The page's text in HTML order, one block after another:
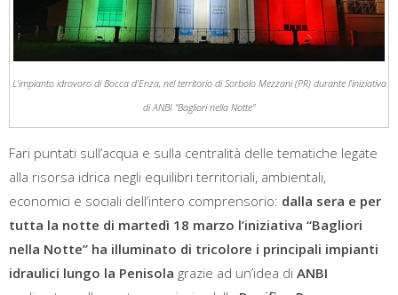
L’impianto idrovoro di Bocca d’Enza, nel territorio di Sorbolo Mezzani (PR) durante l’iniziativa
di ANBI “Bagliori nella Notte”
Fari puntati sull’acqua e sulla centralità delle tematiche legate
alla risorsa idrica negli equilibri territoriali, ambientali,
economici e sociali dell’intero comprensorio: dalla sera e per
tutta la notte di martedì 18 marzo l’iniziativa “Bagliori
nella Notte” ha illuminato di tricolore i principali impianti
idraulici lungo la Penisola grazie ad un’idea di ANBI